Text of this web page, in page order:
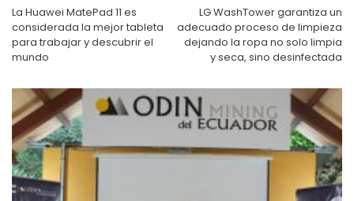
entradas
La Huawei MatePad 11 es
considerada la mejor tableta
para trabajar y descubrir el
mundo
LG WashTower garantiza un
adecuado proceso de limpieza
dejando la ropa no solo limpia
y seca, sino desinfectada